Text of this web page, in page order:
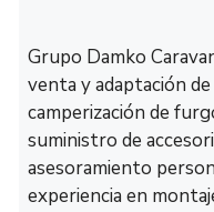
Grupo Damko
venta y adaptación
camperización de
suministro de
asesoramiento
experiencia en